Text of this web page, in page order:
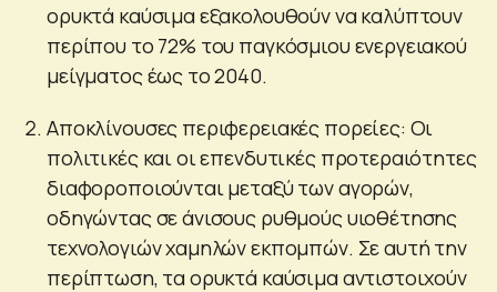
ορυκτά καύσιμα εξακολουθούν να καλύπτουν
περίπου το 72% του παγκόσμιου ενεργειακού
μείγματος έως το 2040.
Αποκλίνουσες περιφερειακές πορείες: Οι
πολιτικές και οι επενδυτικές προτεραιότητες
διαφοροποιούνται μεταξύ των αγορών,
οδηγώντας σε άνισους ρυθμούς υιοθέτησης
τεχνολογιών χαμηλών εκπομπών. Σε αυτή την
περίπτωση, τα ορυκτά καύσιμα αντιστοιχούν